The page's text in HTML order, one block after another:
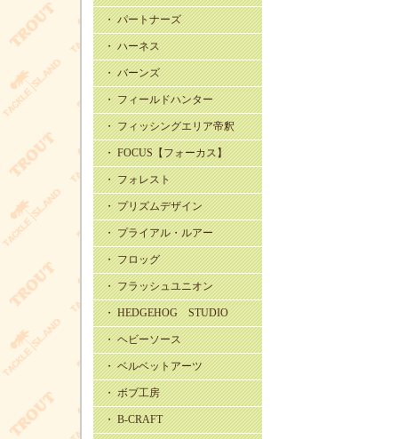
・ パートナーズ
・ ハーネス
・ バーンズ
・ フィールドハンター
・ フィッシングエリア帝釈
・ FOCUS【フォーカス】
・ フォレスト
・ プリズムデザイン
・ プライアル・ルアー
・ フロッグ
・ フラッシュユニオン
・ HEDGEHOG STUDIO
・ ヘビーソース
・ ベルベットアーツ
・ ボブ工房
・ B-CRAFT